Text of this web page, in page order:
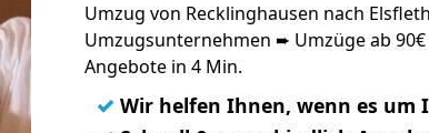
Umzug von Recklinghausen nach
Umzugsunternehmen ➨ Umzüge ab 90€
Angebote in 4 Min.
✓ Wir helfen Ihnen, wenn es um